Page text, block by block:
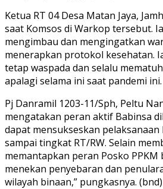
Ketua RT 04 Desa Matan Jaya,
saat Komsos di Warkop tersebut.
mengimbau dan mengingatkan
menerapkan protokol kesehatan.
tetap waspada dan selalu
apalagi selama ini saat pandemi ini.
Pj Danramil 1203-11/Sph, Peltu
mengatakan peran aktif Babinsa
dapat mensukseskan
sampai tingkat RT/RW. Selain
memantapkan peran Posko
menekan penyebaran dan
wilayah binaan,” pungkasnya. (bnd)